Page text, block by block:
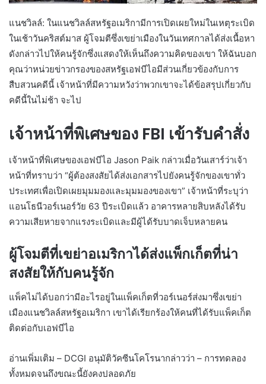
แนชวิลล์: ในแนชวิลล์สหรัฐอเมริกามีการเปิดเผยใหม่ในเหตุระเบิด
ในเช้าวันคริสต์มาส ผู้โจมตีซึ่งเขย่าเมืองในวันเทศกาลได้ส่งเนื้อหา
ดังกล่าวไปให้คนรู้จักซึ่งแสดงให้เห็นถึงความคิดของเขา ให้ฉันบอก
คุณว่าหน่วยข่าวกรองของสหรัฐเอฟบีไอมีส่วนเกี่ยวข้องกับการ
สืบสวนคดีนี้ เจ้าหน้าที่มีความหวังว่าพวกเขาจะได้ข้อสรุปเกี่ยวกับ
คดีนี้ในไม่ช้า จะไป
เจ้าหน้าที่พิเศษของ FBI เข้ารับคำสั่ง
เจ้าหน้าที่พิเศษของเอฟบีไอ Jason Paik กล่าวเมื่อวันเสาร์ว่าเจ้า
หน้าที่ทราบว่า “ผู้ต้องสงสัยได้ส่งเอกสารไปยังคนรู้จักของเขาทั่ว
ประเทศเพื่อเปิดเผยมุมมองและมุมมองของเขา” เจ้าหน้าที่ระบุว่า
แอนโธนีวอร์เนอร์วัย 63 ปีระเบิดแล้ว อาคารหลายสิบหลังได้รับ
ความเสียหายจากแรงระเบิดและมีผู้ได้รับบาดเจ็บหลายคน
ผู้โจมตีที่เขย่าอเมริกาได้ส่งแพ็กเก็ตที่น่า
สงสัยให้กับคนรู้จัก
แพ็คไม่ได้บอกว่ามีอะไรอยู่ในแพ็คเก็ตที่วอร์เนอร์ส่งมาซึ่งเขย่า
เมืองแนชวิลล์สหรัฐอเมริกา เขาได้เรียกร้องให้คนที่ได้รับแพ็คเก็ต
ติดต่อกับเอฟบีไอ
อ่านเพิ่มเติม – DCGI อนุมัติวัคซีนโคโรนากล่าวว่า – การทดลอง
ทั้งหมดจนถึงขณะนี้ยังคงปลอดภัย